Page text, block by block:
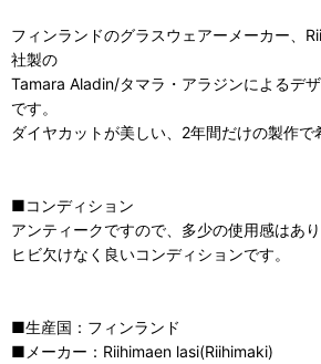
フィンランドのグラスウェアーメーカー、
社製の
Tamara Aladin/タマラ・アラジンによるデ
です。
ダイヤカットが美しい、2年間だけの製作で
■コンディション
アンティークですので、多少の使用感はあ
ヒビ欠けなく良いコンディションです。
■生産国：フィンランド
■メーカー：Riihimaen lasi(Riihimaki)